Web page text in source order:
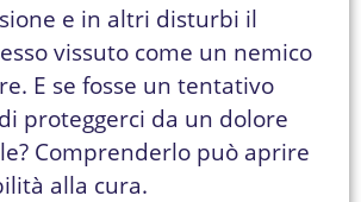
e in altri disturbi il
vissuto come un nemico
E se fosse un tentativo
proteggerci da un dolore
Comprenderlo può aprire
alla cura.